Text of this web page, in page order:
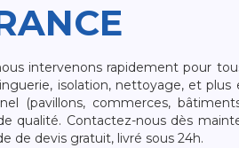
intervenons rapidement pour
isolation, nettoyage, et plus
(pavillons, commerces,
qualité. Contactez-nous dès
de devis gratuit, livré sous 24h.